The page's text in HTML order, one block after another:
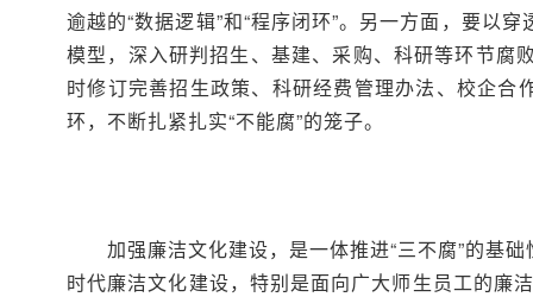
逾越的“数据逻辑”和“程序闭环”。另一方面，要以
模型，深入研判招生、基建、采购、科研等环节腐
时修订完善招生政策、科研经费管理办法、校企
环，不断扎紧扎实“不能腐”的笼子。
加强廉洁文化建设，是一体推进“三不腐”的基
时代廉洁文化建设，特别是面向广大师生员工的廉